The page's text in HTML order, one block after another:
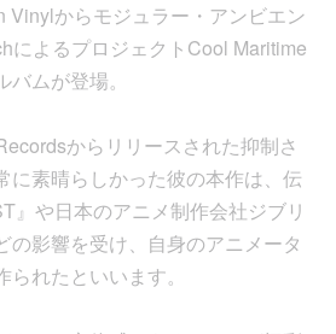
Vinylからモジュラー・アンビエン
によるプロジェクトCool Maritime
ムが登場。
からリリースされた抑制さ
に素晴らしかった彼の本作は、伝
』や日本のアニメ制作会社ジブリ
の影響を受け、自身のアニメータ
れたといいます。